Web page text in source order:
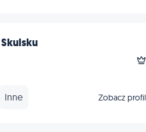
Inne Zobacz profil